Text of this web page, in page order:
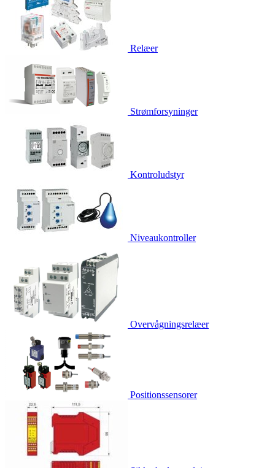
Relæer
Strømforsyninger
Kontroludstyr
Niveaukontroller
Overvågningsrelæer
Positionssensorer